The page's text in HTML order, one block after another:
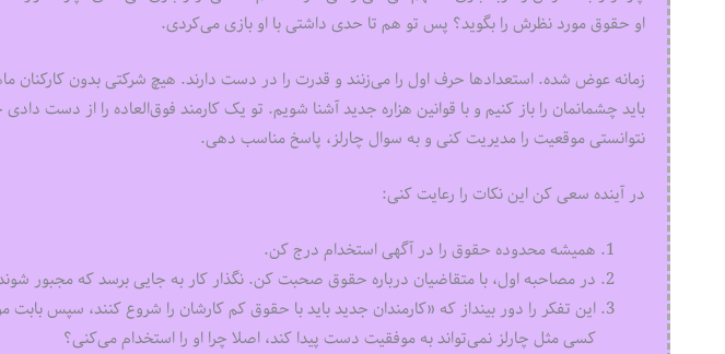
او حقوق مورد نظرش را بگوید؟ پس تو هم تا حدی داشتی با او بازی می‌کردی.
زمانه عوض شده. استعدادها حرف اول را می‌زنند و قدرت را در دست دارند. هیچ شرکتی بدون کارکنان
باید چشمانمان را باز کنیم و با قوانین هزاره جدید آشنا شویم. تو یک کارمند فوق‌العاده را از دست
نتوانستی موقعیت را مدیریت کنی و به سوال چارلز، پاسخ مناسب دهی.
در آینده سعی کن این نکات را رعایت کنی:
همیشه محدوده حقوق را در آگهی استخدام درج کن.
در مصاحبه اول، با متقاضیان درباره حقوق صحبت کن. نگذار کار به جایی برسد که مجبور
این تفکر را دور بینداز که «کارمندان جدید باید با حقوق کم کارشان را شروع کنند، سپس
کسی مثل چارلز نمی‌تواند به موفقیت دست پیدا کند، اصلا چرا او را استخدام می‌کنی؟